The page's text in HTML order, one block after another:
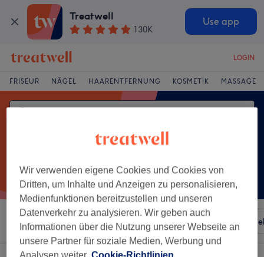
Treatwell
130K
Use app
LOGIN
FRISEUR NÄGEL HAARENTFERNUNG KOSMETIK MASSAGE
Sortieren nach Besonderheiten Salons
Wir verwenden eigene Cookies und Cookies von
Dritten, um Inhalte und Anzeigen zu personalisieren,
Medienfunktionen bereitzustellen und unseren
Datenverkehr zu analysieren. Wir geben auch
Informationen über die Nutzung unserer Webseite an
unsere Partner für soziale Medien, Werbung und